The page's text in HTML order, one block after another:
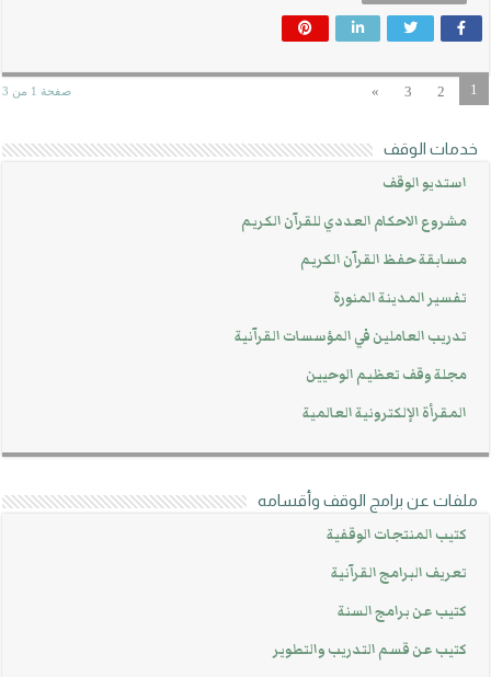
صفحة 1 من 3 1
2
3
»
خدمات الوقف
استديو الوقف
مشروع الاحكام العددي للقرآن الكريم
مسابقة حفظ القرآن الكريم
تفسير المدينة المنورة
تدريب العاملين في المؤسسات القرآنية
مجلة وقف تعظيم الوحيين
المقرأة الإلكترونية العالمية
ملفات عن برامج الوقف وأقسامه
كتيب المنتجات الوقفية
تعريف البرامج القرآنية
كتيب عن برامج السنة
كتيب عن قسم التدريب والتطوير